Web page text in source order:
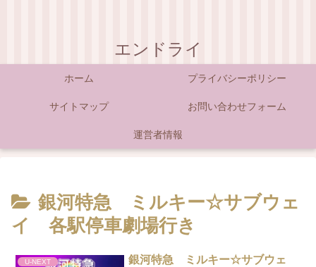
エンドライ
ホーム プライバシーポリシー
サイトマップ お問い合わせフォーム
運営者情報
銀河特急 ミルキー☆サブウェ
イ 各駅停車劇場行き
U-NEXT
銀河特急 ミルキー☆サブウェ